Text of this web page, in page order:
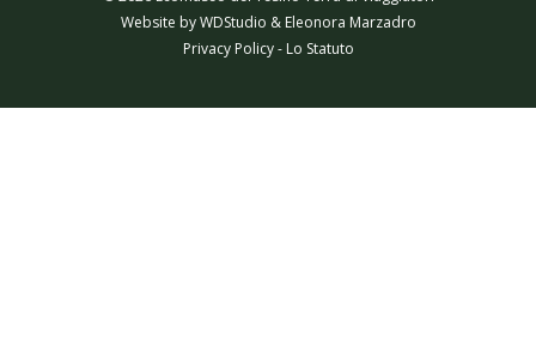
Website byWDStudio & Eleonora Marzadro
Privacy Policy- Lo Statuto